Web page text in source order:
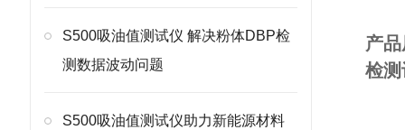
S500吸油值测试仪 解决粉体DBP检
测数据波动问题
S500吸油值测试仪助力新能源材料
产
检